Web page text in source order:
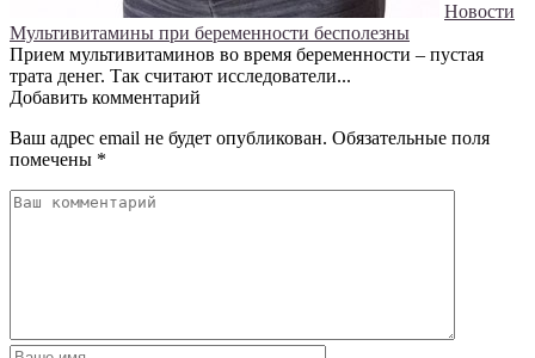
Новости
Мультивитамины при беременности бесполезны
Прием мультивитаминов во время беременности – пустая
трата денег. Так считают исследователи...
Добавить комментарий
Ваш адрес email не будет опубликован. Обязательные поля
помечены *